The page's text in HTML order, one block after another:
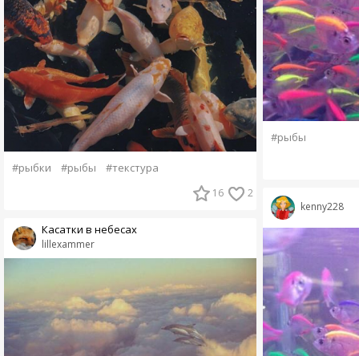
#рыбки #рыбы #текстура
16 2
lillexammer
Касатки в небесах
#рыбы
kenny228